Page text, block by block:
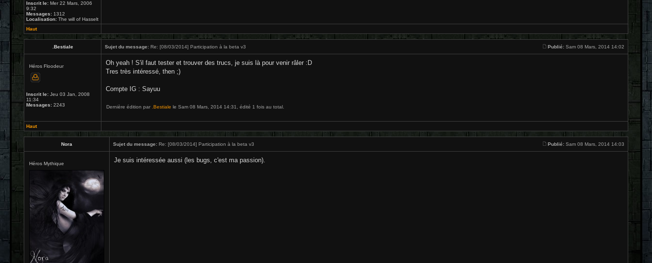
Inscrit le: Mer 22 Mars, 2006
9:32
Messages: 1312
Localisation: The will of Hasselt
Haut
.Bestiale Sujet du message: Re: [08/03/2014] Participation à la beta v3 Publié: Sam 08 Mars, 2014 14:02
Héros Floodeur
Inscrit le: Jeu 03 Jan, 2008
11:34
Messages: 2243
Oh yeah ! S'il faut tester et trouver des trucs, je suis là pour venir râler :D
Tres très intéressé, then ;)
Compte IG : Sayuu
Dernière édition par .Bestiale le Sam 08 Mars, 2014 14:31, édité 1 fois au total.
Haut
Nora Sujet du message: Re: [08/03/2014] Participation à la beta v3 Publié: Sam 08 Mars, 2014 14:03
Héros Mythique Je suis intéressée aussi (les bugs, c'est ma passion).